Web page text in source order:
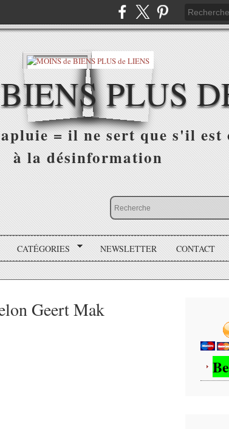
PLUS
= il ne sert que s'il est
à la désinformation
CATÉGORIES NEWSLETTER CONTACT
Geert Mak